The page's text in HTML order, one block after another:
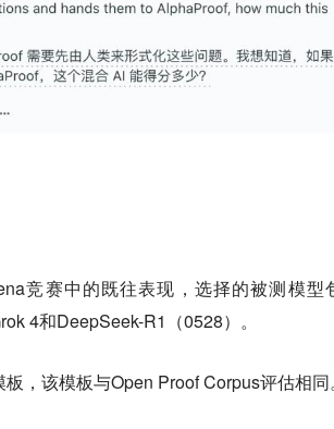
竞赛中的既往表现，选择的被测模型
4和DeepSeek-R1（0528）。
，该模板与Open Proof Corpus评估相